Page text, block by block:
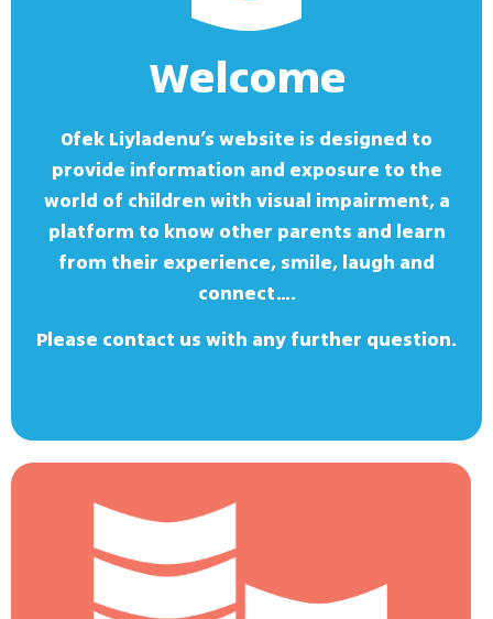
Welcome
Ofek Liyladenu’s website is designed to
provide information and exposure to the
world of children with visual impairment, a
platform to know other parents and learn
from their experience, smile, laugh and
connect….
Please contact us with any further question.